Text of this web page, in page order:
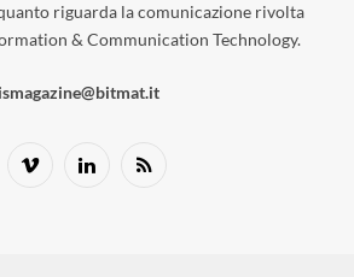
riguarda la comunicazione rivolta
& Communication Technology.
Vimeo LinkedInRSS